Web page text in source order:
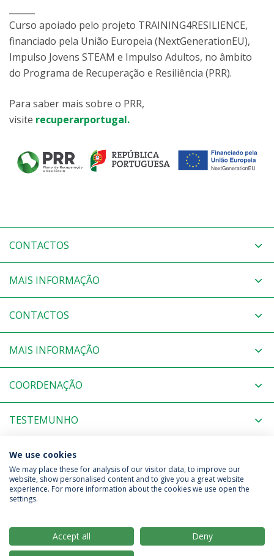
Curso apoiado pelo projeto TRAINING4RESILIENCE,
financiado pela União Europeia (NextGenerationEU),
Impulso Jovens STEAM e Impulso Adultos, no âmbito
do Programa de Recuperação e Resiliência (PRR).
Para saber mais sobre o PRR,
visite recuperarportugal.
CONTACTOS
MAIS INFORMAÇÃO
CONTACTOS
MAIS INFORMAÇÃO
COORDENAÇÃO
TESTEMUNHO
NOTÍCIAS RELACIONADAS
Política de Privacidade
Termos & Condições
We use cookies
We may place these for analysis of our visitor data, to improve our
website, show personalised content and to give you a great website
experience. For more information about the cookies we use open the
settings.
Accept all
Deny